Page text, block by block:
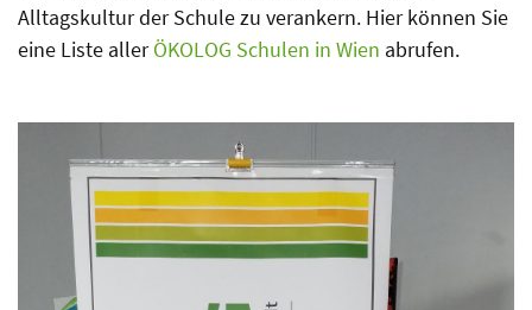
Alltagskultur der Schule zu verankern. Hier können Sie
eine Liste allerÖKOLOG Schulen in Wien abrufen.